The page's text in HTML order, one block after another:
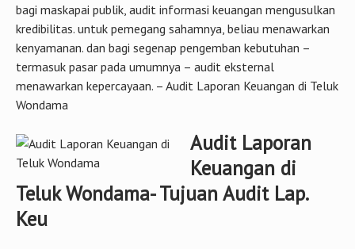
bagi maskapai publik, audit informasi keuangan mengusulkan
kredibilitas. untuk pemegang sahamnya, beliau menawarkan
kenyamanan. dan bagi segenap pengemban kebutuhan –
termasuk pasar pada umumnya – audit eksternal
menawarkan kepercayaan. – Audit Laporan Keuangan di Teluk
Wondama
Audit Laporan
Keuangan di
Teluk Wondama- Tujuan Audit Lap.
Keu